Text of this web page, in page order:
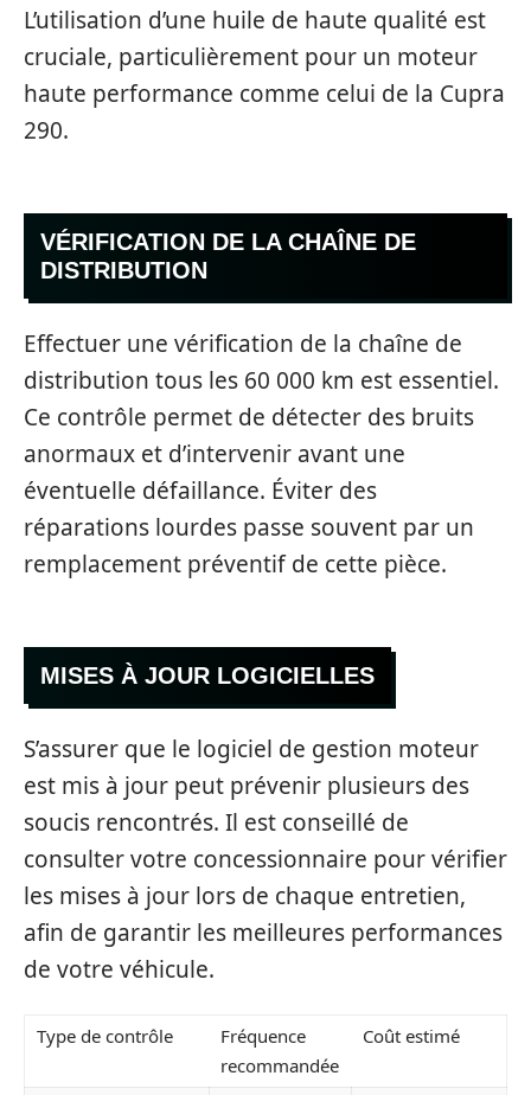
L’utilisation d’une huile de haute qualité est
cruciale, particulièrement pour un moteur
haute performance comme celui de la Cupra
290.
VÉRIFICATION DE LA CHAÎNE DE
DISTRIBUTION
Effectuer une vérification de la chaîne de
distribution tous les 60 000 km est essentiel.
Ce contrôle permet de détecter des bruits
anormaux et d’intervenir avant une
éventuelle défaillance. Éviter des
réparations lourdes passe souvent par un
remplacement préventif de cette pièce.
MISES À JOUR LOGICIELLES
S’assurer que le logiciel de gestion moteur
est mis à jour peut prévenir plusieurs des
soucis rencontrés. Il est conseillé de
consulter votre concessionnaire pour vérifier
les mises à jour lors de chaque entretien,
afin de garantir les meilleures performances
de votre véhicule.
Type de contrôle
Fréquence
recommandée
Coût estimé